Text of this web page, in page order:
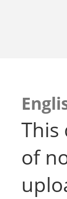
This
of